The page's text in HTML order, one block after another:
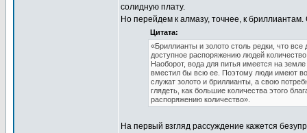
солидную плату.
Но перейдем к алмазу, точнее, к
Цитата:
«Бриллианты и золото столь редки, что
доступное распоряжению людей
Наоборот, вода для питья имеется на
вместил бы всю ее. Поэтому люди имеют
служат золото и бриллианты, а свою
глядеть, как большие количества этого
распоряжению количество».
На первый взгляд рассуждение кажется